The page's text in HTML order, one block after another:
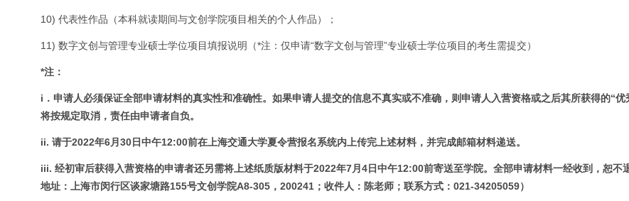
10) 代表性作品（本科就读期间与文创学院项目相关的个人作品）；
11) 数字文创与管理专业硕士学位项目填报说明（*注：仅申请“数字文创与管理”专业硕士学位项目的考生需提交）
*注：
i．申请人必须保证全部申请材料的真实性和准确性。如果申请人提交的信息不真实或不准确，则申请人入营资格或之后其所获得的“优
将按规定取消，责任由申请者自负。
ii. 请于2022年6月30日中午12:00前在上海交通大学夏令营报名系统内上传完上述材料，并完成邮箱材料递送。
iii. 经初审后获得入营资格的申请者还另需将上述纸质版材料于2022年7月4日中午12:00前寄送至学院。全部申请材料一经收到，恕不
地址：上海市闵行区谈家塘路155号文创学院A8-305，200241；收件人：陈老师；联系方式：021-34205059）